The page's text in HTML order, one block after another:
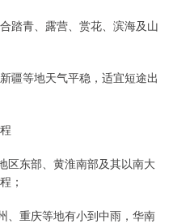
踏青、露营、赏花、滨海及山
疆等地天气平稳，适宜短途出
区东部、黄淮南部及其以南大
；
、重庆等地有小到中雨，华南